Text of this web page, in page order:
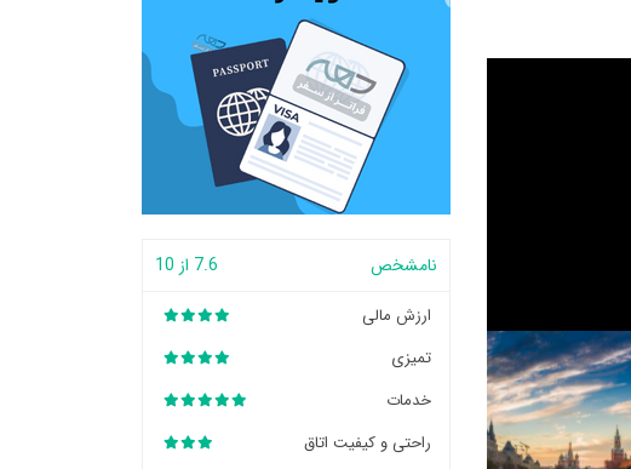
نامشخص 7.6 از 10
ارزش مالی
تمیزی
خدمات
راحتی و کیفیت اتاق